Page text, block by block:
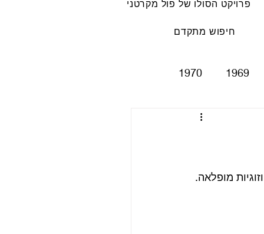
פרויקט הסולו של פול מקרטני
חיפוש מתקדם
1969
1970